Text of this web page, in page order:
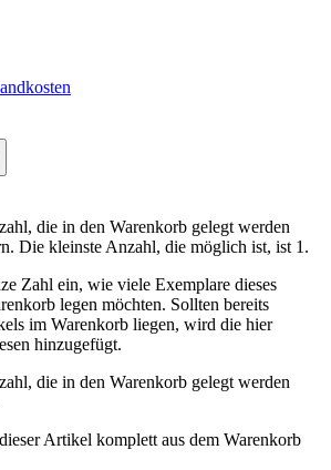
die in den Warenkorb gelegt werden
Die kleinste Anzahl, die möglich ist, ist 1.
Zahl ein, wie viele Exemplare dieses
legen möchten. Sollten bereits
im Warenkorb liegen, wird die hier
hinzugefügt.
die in den Warenkorb gelegt werden
Artikel komplett aus dem Warenkorb